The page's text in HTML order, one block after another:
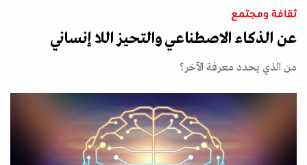
ثقافة ومجتمع
عن الذكاء الاصطناعي والتحيز اللا إنساني
من الذي يحدد معرفة الآخر؟